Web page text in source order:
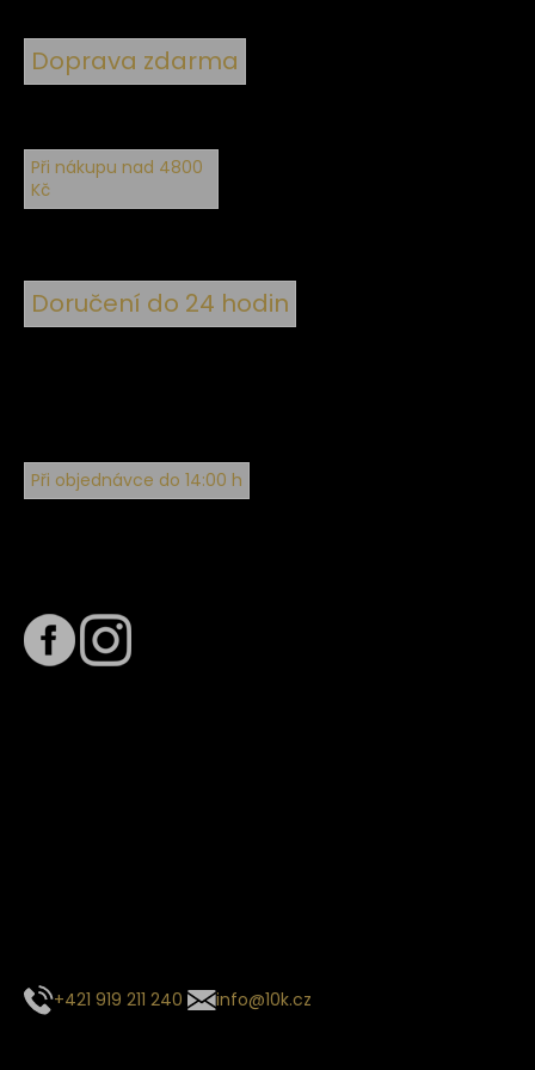
Doprava zdarma
Při nákupu nad 4800
Kč
Doručení do 24 hodin
Při objednávce do 14:00 h
+421 919 211 240 info@10k.cz